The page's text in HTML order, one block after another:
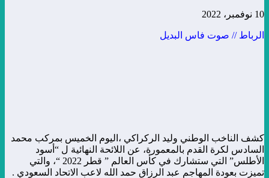
10 نوفمبر، 2022
الرباط // صوت فاس البديل
كشف الناخب الوطني وليد الركراكي ،اليوم الخميس بمركب محمد
السادس لكرة القدم بالمعمورة، عن اللائحة النهائية ل “أسود
الأطلس” التي ستشارك في كأس العالم ” قطر 2022 “، والتي
تميزت بعودة المهاجم عبد الرزاق حمد الله لاعب الاتحاد السعودي .